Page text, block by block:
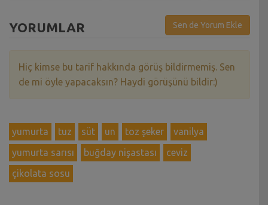
YORUMLAR Sen de Yorum Ekle
Hiç kimse bu tarif hakkında görüş bildirmemiş. Sen
de mi öyle yapacaksın? Haydi görüşünü bildir:)
yumurta tuz süt un toz şeker
vanilya
yumurta sarısı
buğday nişastası
ceviz
çikolata sosu